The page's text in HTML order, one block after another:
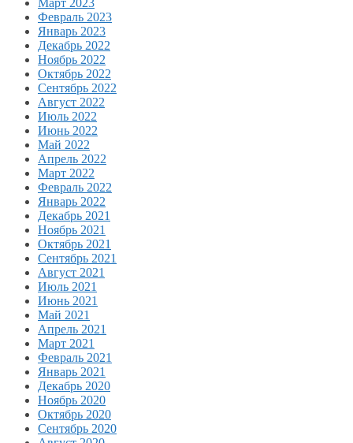
Март 2023
Февраль 2023
Январь 2023
Декабрь 2022
Ноябрь 2022
Октябрь 2022
Сентябрь 2022
Август 2022
Июль 2022
Июнь 2022
Май 2022
Апрель 2022
Март 2022
Февраль 2022
Январь 2022
Декабрь 2021
Ноябрь 2021
Октябрь 2021
Сентябрь 2021
Август 2021
Июль 2021
Июнь 2021
Май 2021
Апрель 2021
Март 2021
Февраль 2021
Январь 2021
Декабрь 2020
Ноябрь 2020
Октябрь 2020
Сентябрь 2020